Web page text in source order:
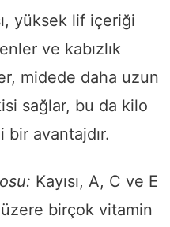
yüksek lif içeriği
ve kabızlık
midede daha uzun
sağlar, bu da kilo
avantajdır.
Kayısı, A, C ve E
birçok vitamin